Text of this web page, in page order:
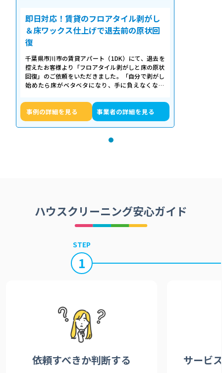
即日対応！賃貸のフロアタイル剥がし
＆床ワックス仕上げで退去前の原状回
復
千葉県市川市の賃貸アパート（1DK）にて、退去を
控えたお客様より「フロアタイル剥がしと床の原状
回復」のご依頼をいただきました。「自分で剥がし
始めたら床がベタベタになり、手に負えなくなっ
事例の詳細を見る 事業者の詳細を見る
ハウスクリーニング安心ガイド
STEP
1
依頼すべきか判断する サービ